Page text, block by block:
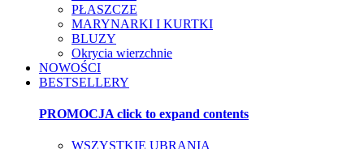
PŁASZCZE
MARYNARKI I KURTKI
BLUZY
Okrycia wierzchnie
NOWOŚCI
BESTSELLERY
PROMOCJA click to expand contents
WSZYSTKIE UBRANIA